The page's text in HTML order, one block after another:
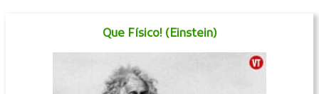
Que Físico! (Einstein)